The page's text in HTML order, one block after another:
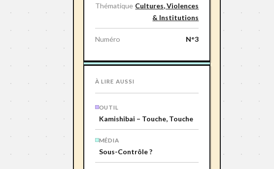
Thématique Cultures, Violences
& Institutions
Numéro N°3
À LIRE AUSSI
OUTIL
Kamishibai – Touche, Touche
MÉDIA
Sous-Contrôle ?